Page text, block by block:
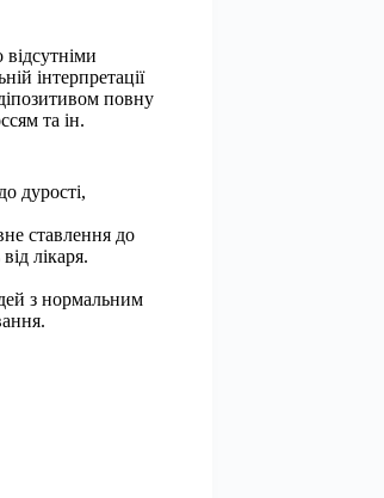
інтерпретації
повну
та ін.
дурості,
ставлення до
лікаря.
з нормальним